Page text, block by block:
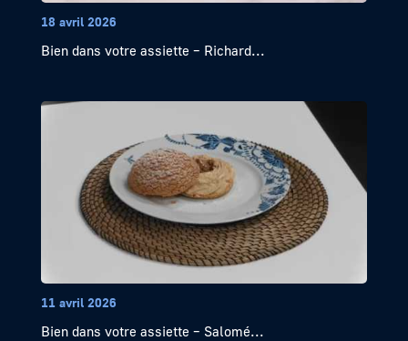
18 avril 2026
Bien dans votre assiette – Richard...
11 avril 2026
Bien dans votre assiette – Salomé...